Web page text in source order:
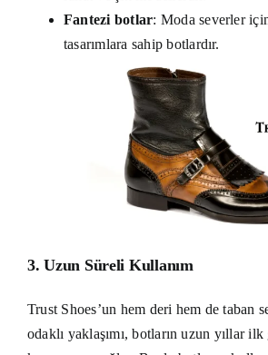
Fantezi botlar: Moda severler için
tasarımlara sahip botlardır.
3. Uzun Süreli Kullanım
Trust Shoes’un hem deri hem de taban
odaklı yaklaşımı, botların uzun yıllar